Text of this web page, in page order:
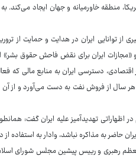
منطقه خاورمیانه و جهان ایجاد
توانایی ایران در هدایت و حمایت از
ایران برای نقض فاحش حقوق بشر»
دسترسی ایران به منابع مالی که
سال از فروش نفت به دست می‌آورد و از
تهدیدآمیز علیه ایران گفت:
حاضر به مذاکره نباشد، وادار به استفاده
معظم رهبری و رییس پیشین مجلس شورای